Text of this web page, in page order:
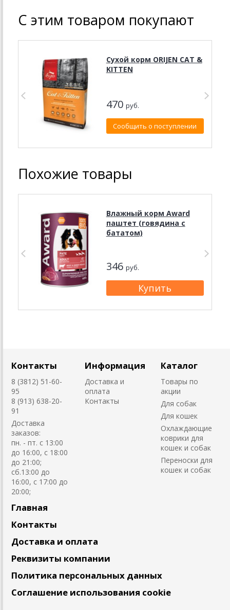
С этим товаром покупают
Сухой корм ORIJEN CAT &
KITTEN
470 руб.
Сообщить о поступлении
Похожие товары
Влажный корм Award
паштет (говядина с
бататом)
346 руб.
Контакты
8 (3812) 51-60-
95
8 (913) 638-20-
91
Доставка
заказов:
пн. - пт. с 13:00
до 16:00, с 18:00
до 21:00;
сб.13:00 до
16:00, с 17:00 до
20:00;
Информация
Доставка и
оплата
Контакты
Каталог
Товары по
акции
Для собак
Для кошек
Охлаждающие
коврики для
кошек и собак
Переноски для
кошек и собак
Главная
Контакты
Доставка и оплата
Реквизиты компании
Политика персональных данных
Соглашение использования cookie